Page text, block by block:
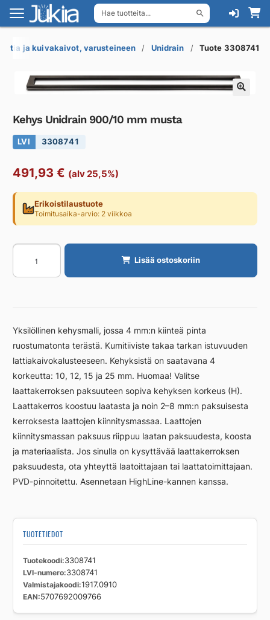
Hae tuotteita...
Siirry
navigointiin
Siirry
sisältöön
ja kuivakaivot, varusteineen Unidrain Tuote 3308741
Kehys Unidrain 900/10 mm musta
LVI 3308741
491,93 € (alv 25,5%)
Erikoistilaustuote
Toimitusaika-arvio: 2 viikkoa
Kehys
Unidrain
900/10
musta
Lisää ostoskoriin
Yksilöllinen kehysmalli, jossa 4 mm:n kiinteä pinta
ruostumatonta terästä. Kumitiiviste takaa tarkan istuvuuden
lattiakaivokalusteeseen. Kehyksistä on saatavana 4
korkeutta: 10, 12, 15 ja 25 mm. Huomaa! Valitse
laattakerroksen paksuuteen sopiva kehyksen korkeus (H).
Laattakerros koostuu laatasta ja noin 2–8 mm:n paksuisesta
kerroksesta laattojen kiinnitysmassaa. Laattojen
kiinnitysmassan paksuus riippuu laatan paksuudesta, koosta
ja materiaalista. Jos sinulla on kysyttävää laattakerroksen
paksuudesta, ota yhteyttä laatoittajaan tai laattatoimittajaan.
PVD-pinnoitettu. Asennetaan HighLine-kannen kanssa.
TUOTETIEDOT
Tuotekoodi 3308741
LVI-numero 3308741
Valmistajakoodi 1917.0910
EAN 5707692009766